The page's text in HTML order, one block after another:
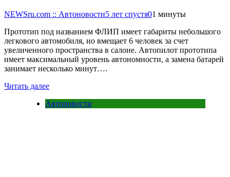
NEWSru.com :: Автоновости5 лет спустя01 минуты
Прототип под названием ФЛИП имеет габариты небольшого
легкового автомобиля, но вмещает 6 человек за счет
увеличенного пространства в салоне. Автопилот прототипа
имеет максимальный уровень автономности, а замена батарей
занимает несколько минут….
Читать далее
Автоновости